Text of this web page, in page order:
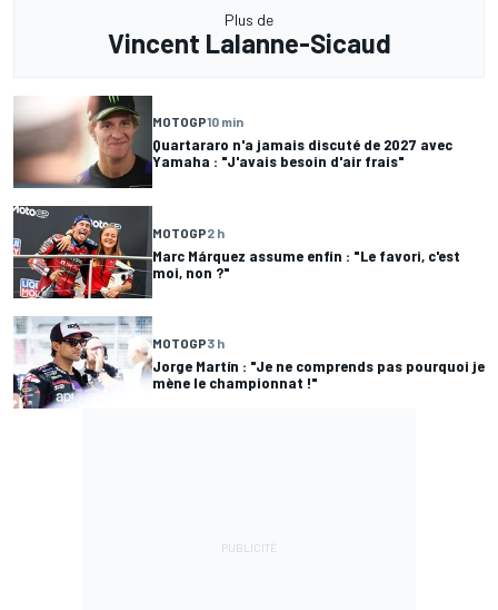
Plus de
Vincent Lalanne-Sicaud
MOTOGP10 min
Quartararo n'a jamais discuté de 2027 avec
Yamaha : "J'avais besoin d'air frais"
MOTOGP2 h
Marc Márquez assume enfin : "Le favori, c'est
moi, non ?"
MOTOGP3 h
Jorge Martín : "Je ne comprends pas pourquoi je
mène le championnat !"